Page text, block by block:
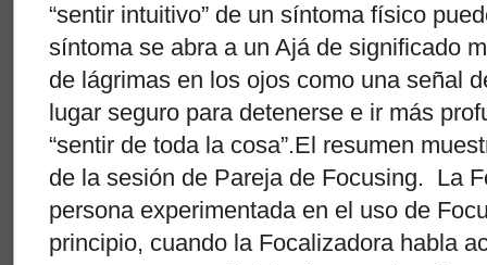
“sentir intuitivo” de un síntoma físico
síntoma se abra a un Ajá de significado
de lágrimas en los ojos como una señal
lugar seguro para detenerse e ir más
“sentir de toda la cosa”.El resumen
de la sesión de Pareja de Focusing. La
persona experimentada en el uso de
principio, cuando la Focalizadora habla